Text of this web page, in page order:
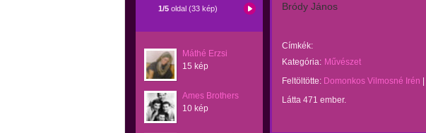
1/5 oldal (33 kép)
Máthé Erzsi
15 kép
Ames Brothers
10 kép
Bródy János
Címkék:
Kategória: Művészet
Feltöltötte: Domonkos Vilmosné Irén
Látta 471 ember.